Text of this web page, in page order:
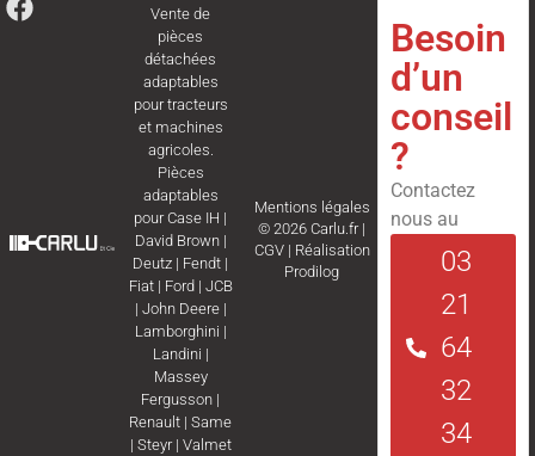
Vente de
pièces
détachées
adaptables
pour tracteurs
et machines
agricoles.
Pièces
adaptables
pourCase IH |
David Brown|
Deutz | Fendt |
Fiat| Ford | JCB
| John Deere|
Lamborghini |
Landini |
Massey
Fergusson |
Renault |Same
| Steyr| Valmet
Mentions légales
© 2026 Carlu.fr |
CGV| Réalisation
Prodilog
Besoin
d’un
conseil
?
Contactez
nous au
03
21
64
32
34